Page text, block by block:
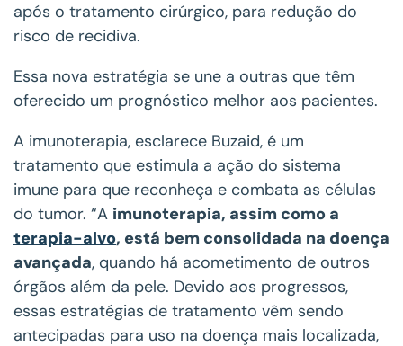
após o tratamento cirúrgico, para redução do
risco de recidiva.
Essa nova estratégia se une a outras que têm
oferecido um prognóstico melhor aos pacientes.
A imunoterapia, esclarece Buzaid, é um
tratamento que estimula a ação do sistema
imune para que reconheça e combata as células
do tumor. “A imunoterapia, assim como a
terapia-alvo, está bem consolidada na doença
avançada, quando há acometimento de outros
órgãos além da pele. Devido aos progressos,
essas estratégias de tratamento vêm sendo
antecipadas para uso na doença mais localizada,